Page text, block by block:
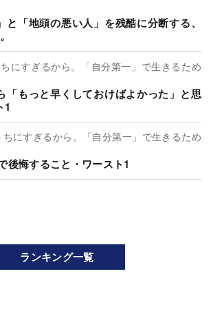
と「地頭の悪い人」を残酷に分断する、
にすぎるから。「自分第一」で生きるため
「もっと早くしておけばよかった」と思
1
にすぎるから。「自分第一」で生きるため
後悔すること・ワースト1
ランキング一覧